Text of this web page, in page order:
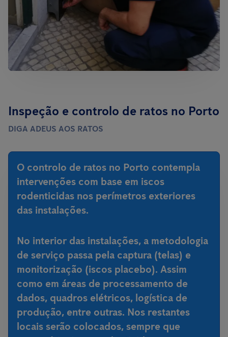
Inspeção e controlo de ratos no Porto
DIGA ADEUS AOS RATOS
O controlo de ratos no Porto contempla
intervenções com base em iscos
rodenticidas nos perímetros exteriores
das instalações.
No interior das instalações, a metodologia
de serviço passa pela captura (telas) e
monitorização (iscos placebo). Assim
como em áreas de processamento de
dados, quadros elétricos, logística de
produção, entre outras. Nos restantes
locais serão colocados, sempre que